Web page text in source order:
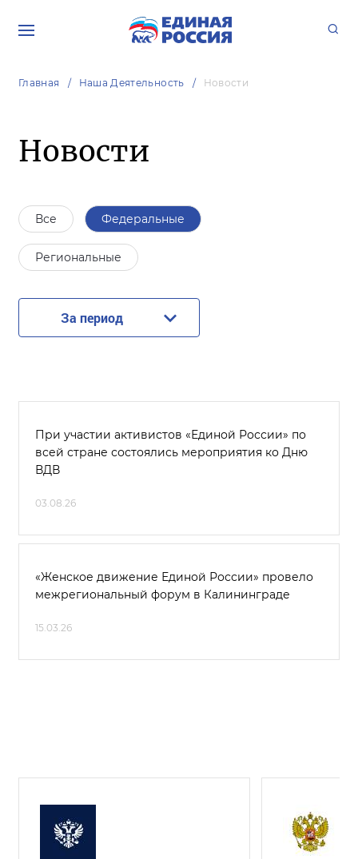
Главная Наша Деятельность Новости
Новости
Все Федеральные
Региональные
За период
При участии активистов «Единой России» по
всей стране состоялись мероприятия ко Дню
ВДВ
03.08.26
«Женское движение Единой России» провело
межрегиональный форум в Калининграде
15.03.26